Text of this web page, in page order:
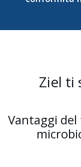
Ziel ti
Vantaggi